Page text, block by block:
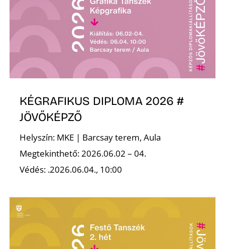
KÉGRAFIKUS DIPLOMA 2026 #
JÖVŐKÉPZŐ
Helyszín: MKE | Barcsay terem, Aula
Megtekinthető: 2026.06.02 – 04.
Védés: .2026.06.04., 10:00